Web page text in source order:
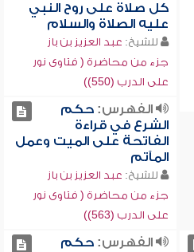
كل صلاة على روح النبي
عليه الصلاة والسلام
للشيخ: عبد العزيز بن باز
جزء من محاضرة ( فتاوى نور
على الدرب (550))
الفهرس:حكم
الشرع في قراءة
الفاتحة على الميت وعمل
المآتم
للشيخ: عبد العزيز بن باز
جزء من محاضرة ( فتاوى نور
على الدرب (563))
الفهرس:حكم